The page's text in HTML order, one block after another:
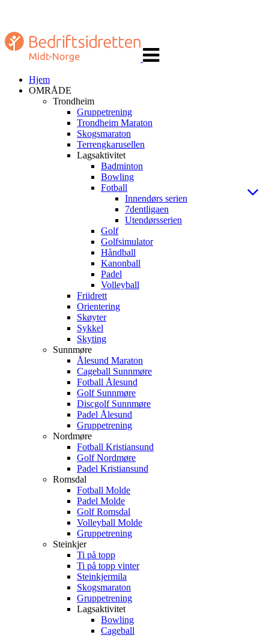
navigasjon
Hjem
OMRÅDE
Trondheim
Gruppetrening
Trondheim Maraton
Skogsmaraton
Terrengkarusellen
Lagsaktivitet
Badminton
Bowling
Fotball
Innendørs serien
7dentligaen
Utendørsserien
Golf
Golfsimulator
Håndball
Kanonball
Padel
Volleyball
Friidrett
Orientering
Skøyter
Sykkel
Skyting
Sunnmøre
Ålesund Maraton
Cageball Sunnmøre
Fotball Ålesund
Golf Sunnmøre
Discgolf Sunnmøre
Padel Ålesund
Gruppetrening
Nordmøre
Fotball Kristiansund
Golf Nordmøre
Padel Kristiansund
Romsdal
Fotball Molde
Padel Molde
Golf Romsdal
Volleyball Molde
Gruppetrening
Steinkjer
Ti på topp
Ti på topp vinter
Steinkjermila
Skogsmaraton
Gruppetrening
Lagsaktivitet
Bowling
Cageball